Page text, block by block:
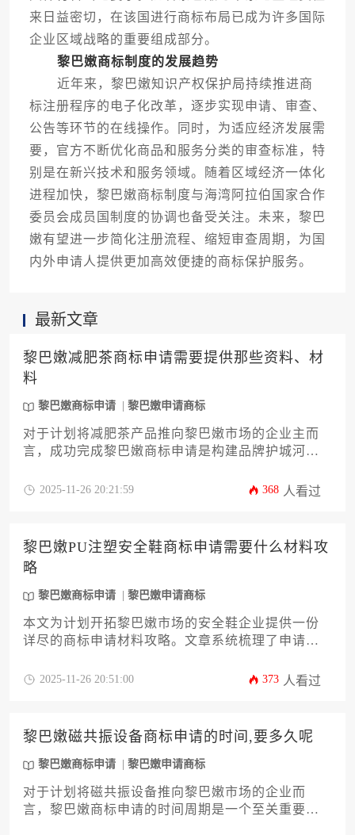
来日益密切，在该国进行商标布局已成为许多国际
企业区域战略的重要组成部分。
黎巴嫩商标制度的发展趋势
近年来，黎巴嫩知识产权保护局持续推进商
标注册程序的电子化改革，逐步实现申请、审查、
公告等环节的在线操作。同时，为适应经济发展需
要，官方不断优化商品和服务分类的审查标准，特
别是在新兴技术和服务领域。随着区域经济一体化
进程加快，黎巴嫩商标制度与海湾阿拉伯国家合作
委员会成员国制度的协调也备受关注。未来，黎巴
嫩有望进一步简化注册流程、缩短审查周期，为国
内外申请人提供更加高效便捷的商标保护服务。
最新文章
黎巴嫩减肥茶商标申请需要提供那些资料、材
料
黎巴嫩商标申请 黎巴嫩申请商标
对于计划将减肥茶产品推向黎巴嫩市场的企业主而
言，成功完成黎巴嫩商标申请是构建品牌护城河的
准备的各类资料与材料，从申请人主体资格证明、
份深度且实用的攻略，帮助您高效准备，规避潜在
风险，确保您的品牌权益在黎巴嫩市场获得坚实保
护。
2025-11-26 20:21:59 368 人看过
黎巴嫩PU注塑安全鞋商标申请需要什么材料攻
略
黎巴嫩商标申请 黎巴嫩申请商标
本文为计划开拓黎巴嫩市场的安全鞋企业提供一份
详尽的商标申请材料攻略。文章系统梳理了申请黎
见误区，旨在帮助企业主高效完成知识产权布局，
2025-11-26 20:51:00 373 人看过
黎巴嫩磁共振设备商标申请的时间,要多久呢
黎巴嫩商标申请 黎巴嫩申请商标
对于计划将磁共振设备推向黎巴嫩市场的企业而
言，黎巴嫩商标申请的时间周期是一个至关重要的